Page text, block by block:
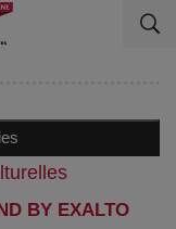
BY EXALTO